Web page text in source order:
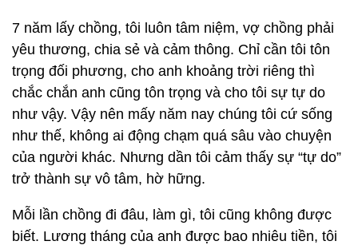
7 năm lấy chồng, tôi luôn tâm niệm, vợ chồng phải
yêu thương, chia sẻ và cảm thông. Chỉ cần tôi tôn
trọng đối phương, cho anh khoảng trời riêng thì
chắc chắn anh cũng tôn trọng và cho tôi sự tự do
như vậy. Vậy nên mấy năm nay chúng tôi cứ sống
như thế, không ai động chạm quá sâu vào chuyện
của người khác. Nhưng dần tôi cảm thấy sự “tự do”
trở thành sự vô tâm, hờ hững.
Mỗi lần chồng đi đâu, làm gì, tôi cũng không được
biết. Lương tháng của anh được bao nhiêu tiền, tôi